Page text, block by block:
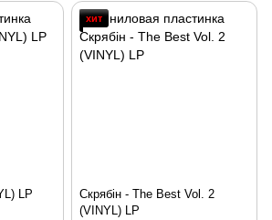
LP
хит
Скрябін - The Best Vol. 2
(VINYL) LP